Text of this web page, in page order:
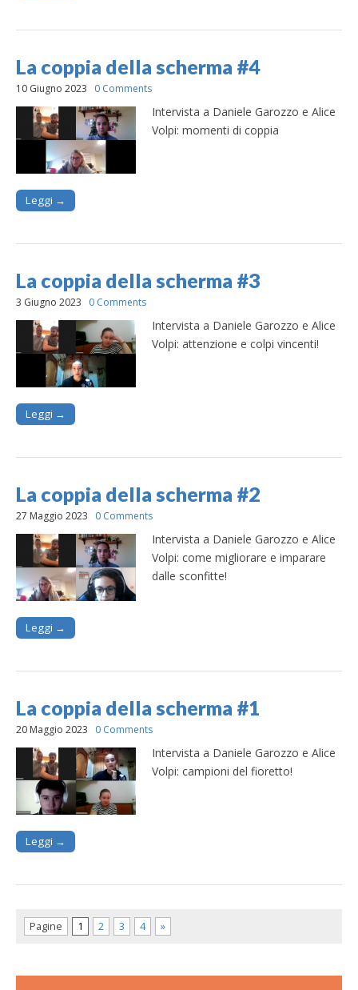
La coppia della scherma #4
10 Giugno 2023 0 Comments
Intervista a Daniele Garozzo e Alice
Volpi: momenti di coppia
Leggi →
La coppia della scherma #3
3 Giugno 2023 0 Comments
Intervista a Daniele Garozzo e Alice
Volpi: attenzione e colpi vincenti!
Leggi →
La coppia della scherma #2
27 Maggio 2023 0 Comments
Intervista a Daniele Garozzo e Alice
Volpi: come migliorare e imparare
dalle sconfitte!
Leggi →
La coppia della scherma #1
20 Maggio 2023 0 Comments
Intervista a Daniele Garozzo e Alice
Volpi: campioni del fioretto!
Leggi →
Pagine 1 2 3 4 »